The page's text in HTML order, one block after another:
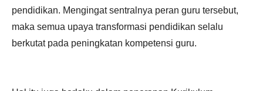
pendidikan. Mengingat sentralnya peran guru tersebut,
maka semua upaya transformasi pendidikan selalu
berkutat pada peningkatan kompetensi guru.